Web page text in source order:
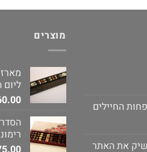
החיילים
את האתר
מוצרים
מארז